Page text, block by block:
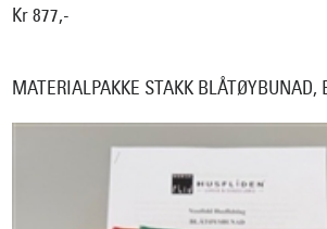
Kr 877,-
MATERIALPAKKE STAKK BLÅTØYBUNAD,